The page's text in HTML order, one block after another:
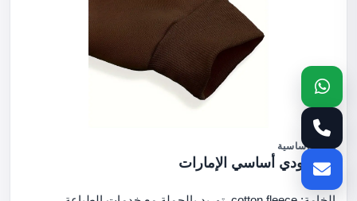
هوديز أساسية
بني هودي أساسي الإمارات